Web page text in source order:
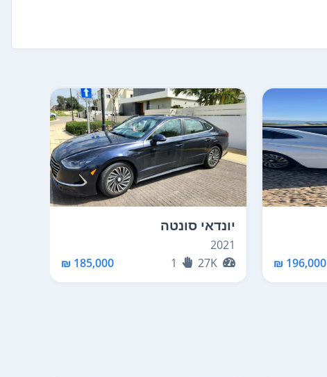
196,000 ₪
יונדאי סונטה
2021
27K
1
185,000 ₪